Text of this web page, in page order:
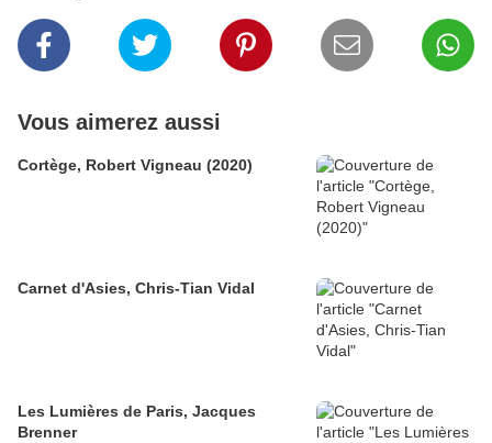
Vous aimerez aussi
Cortège, Robert Vigneau (2020)
Carnet d'Asies, Chris-Tian Vidal
Les Lumières de Paris, Jacques
Brenner